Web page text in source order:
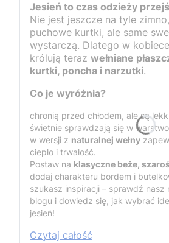
Jesień to czas odzieży
Nie jest jeszcze na tyle
puchowe kurtki, ale same
wystarczą. Dlatego w
królują teraz wełniane
kurtki, poncha i narzutki.
Co je wyróżnia?
chronią przed chłodem, ale są
świetnie sprawdzają się w
w wersji z naturalnej wełny
ciepło i trwałość.
Postaw na klasyczne beże,
dodaj charakteru bordem i
szukasz inspiracji – sprawdź nasz
blogu i dowiedz się, jak wybrać
jesień!
Czytaj całość